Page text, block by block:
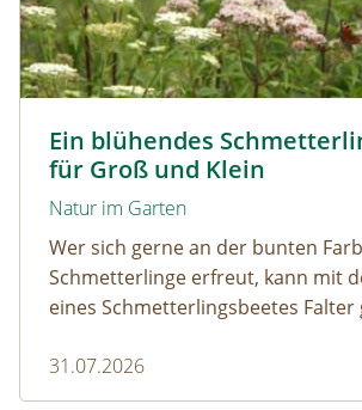
Ein blühendes
für Groß und Klein
Natur im Garten
Wer sich gerne an der bunten
Schmetterlinge erfreut, kann mit
eines Schmetterlingsbeetes Falter
dürfen ausreichend mitgedacht
ohne Raupen gibt es keine
31.07.2026